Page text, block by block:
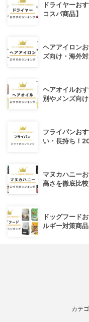
ドライヤーお
コスパ商品】
ヘアアイロン
ズ向け・海外
ヘアオイルお
別やメンズ向け
フライパンお
い・長持ち！
マヌカハニー
高さを徹底比
ドッグフード
ルギー対策商
カテ